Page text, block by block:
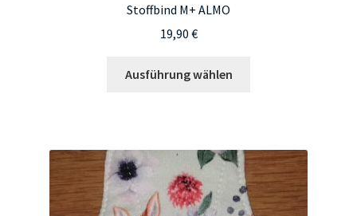
Stoffbind M+ ALMO
19,90 €
Ausführung wählen
auf.
Die
Optionen